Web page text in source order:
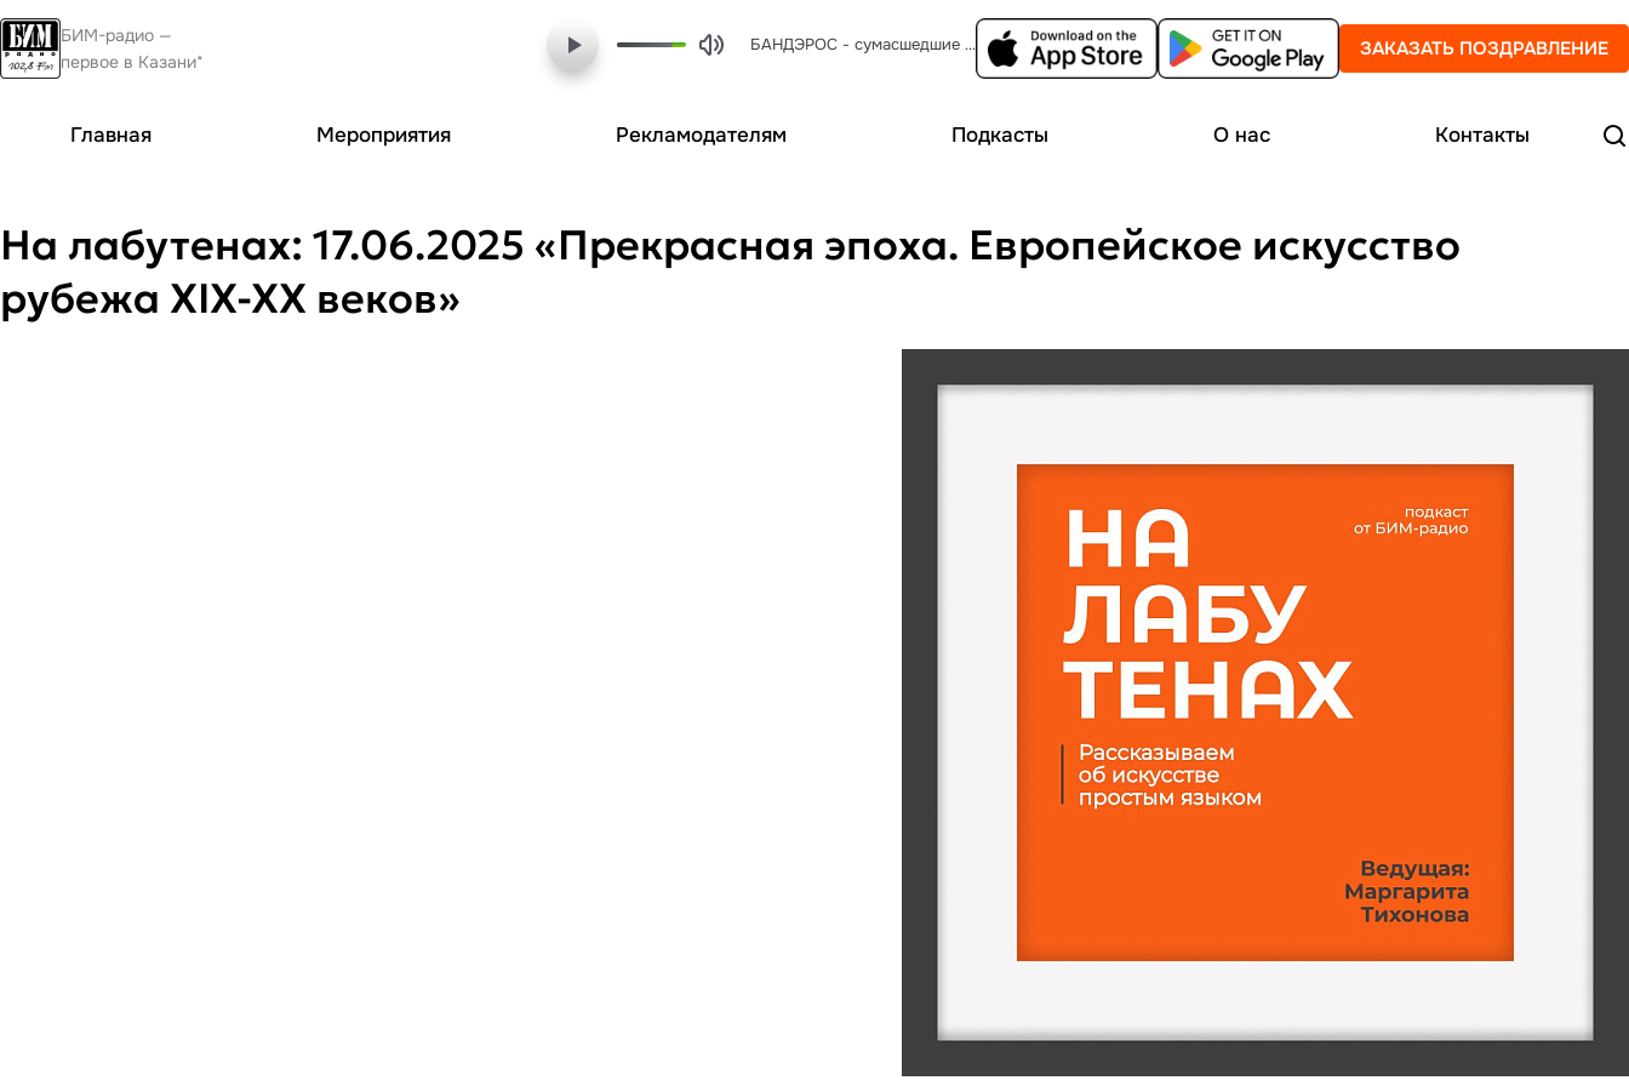
БИМ-радио —
первое в Казани*
БАНДЭРОС - сумасшедшие ночи ЗАКАЗАТЬ ПОЗДРАВЛЕНИЕ
Главная Мероприятия Рекламодателям Подкасты О нас Контакты
На лабутенах: 17.06.2025 «Прекрасная эпоха. Европейское искусство
рубежа XIX-XX веков»